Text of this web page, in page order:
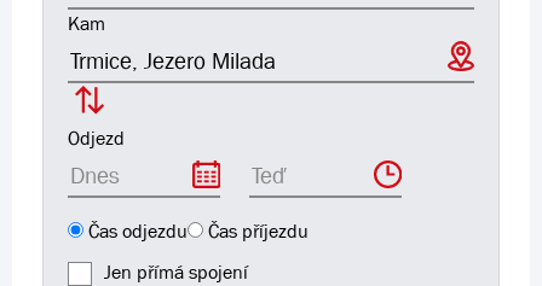
Kam
Odjezd
Čas
Čas odjezdu
Čas příjezdu
Jen přímá spojení